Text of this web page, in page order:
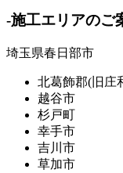
-施工エリアのご
埼玉県春日部市
北葛飾郡(旧庄
越谷市
杉戸町
幸手市
吉川市
草加市